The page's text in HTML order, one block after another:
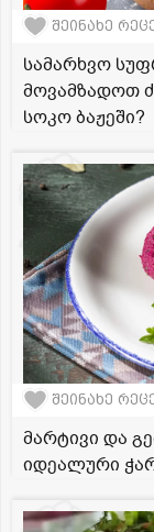
შეინახე
სამარხვო
მოვამზადოთ
სოკო ბაჟეში?
შეინახე
მარტივი და
იდეალური